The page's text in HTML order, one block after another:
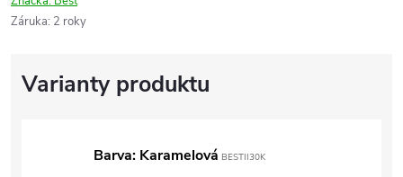
Záruka: 2 roky
Barva: Karamelová BESTII30K